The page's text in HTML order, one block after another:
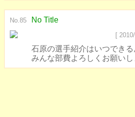
No.85 No Title
[
石原の選手紹介はいつできる
みんな部費よろしくお願いし